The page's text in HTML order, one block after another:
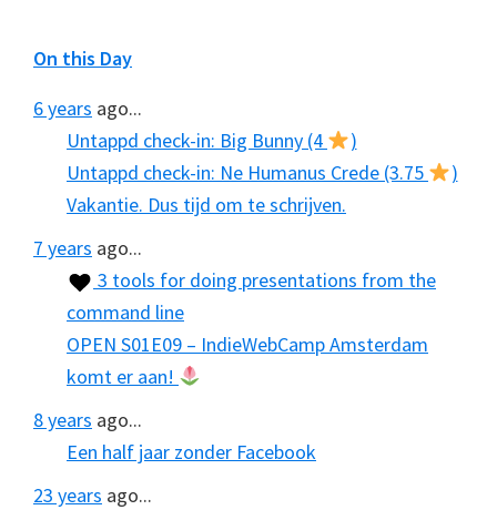
On this Day
6 years ago...
Untappd check-in: Big Bunny (4
)
Untappd check-in: Ne Humanus Crede (3.75
)
Vakantie. Dus tijd om te schrijven.
7 years ago...
3 tools for doing presentations from the
command line
OPEN S01E09 – IndieWebCamp Amsterdam
komt er aan!
8 years ago...
Een half jaar zonder Facebook
23 years ago...